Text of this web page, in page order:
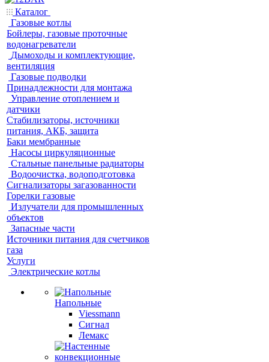
Каталог
Газовые котлы
Бойлеры, газовые проточные
водонагреватели
Дымоходы и комплектующие,
вентиляция
Газовые подводки
Принадлежности для монтажа
Управление отоплением и
датчики
Стабилизаторы, источники
питания, АКБ, защита
Баки мембранные
Насосы циркуляционные
Стальные панельные радиаторы
Водоочистка, водоподготовка
Сигнализаторы загазованности
Горелки газовые
Излучатели для промышленных
объектов
Запасные части
Источники питания для счетчиков
газа
Услуги
Электрические котлы
Напольные
Viessmann
Сигнал
Лемакс